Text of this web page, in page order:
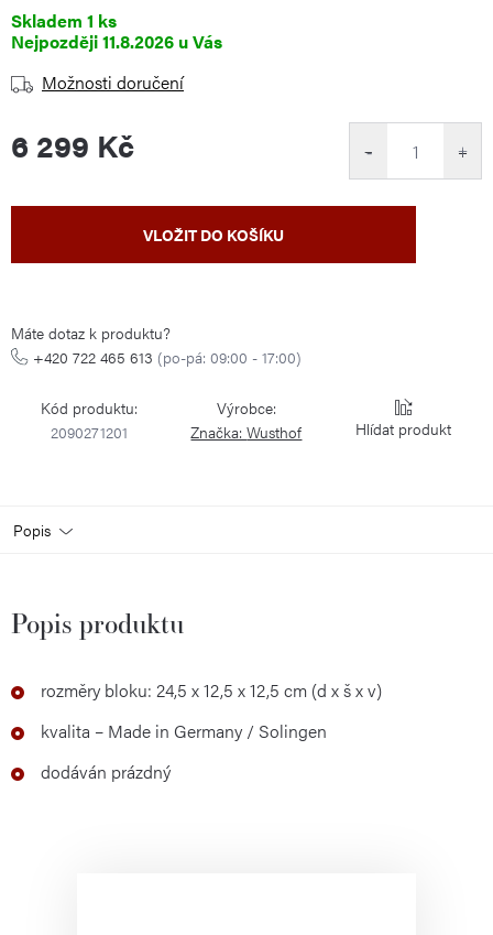
Skladem 1 ks
11.8.2026
Možnosti doručení
6 299 Kč +
−
VLOŽIT DO KOŠÍKU
Máte dotaz k produktu?
+420 722 465 613 (po-pá: 09:00 - 17:00)
Kód produktu:
2090271201
Výrobce:
Značka:Wusthof Hlídat
Popis
Popis produktu
rozměry bloku: 24,5 x 12,5 x 12,5 cm (d x š x v)
kvalita – Made in Germany / Solingen
dodáván prázdný